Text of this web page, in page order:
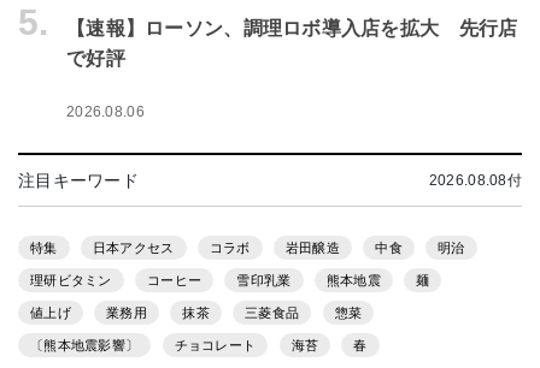
5.
【速報】ローソン、調理ロボ導入店を拡大 先行店
で好評
2026.08.06
注目キーワード 2026.08.08付
特集 日本アクセス コラボ 岩田醸造 中食 明治
理研ビタミン コーヒー 雪印乳業 熊本地震 麺
値上げ 業務用 抹茶 三菱食品 惣菜
〔熊本地震影響〕 チョコレート 海苔 春